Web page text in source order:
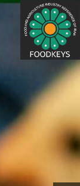
×
معرفی
تاریخچه